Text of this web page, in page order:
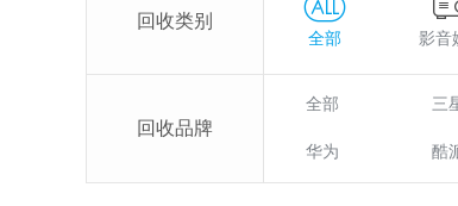
回收类别
全部 影音
回收品牌
全部 三
华为 酷